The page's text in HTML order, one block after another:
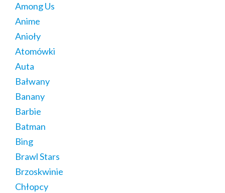
Among Us
Anime
Anioły
Atomówki
Auta
Bałwany
Banany
Barbie
Batman
Bing
Brawl Stars
Brzoskwinie
Chłopcy